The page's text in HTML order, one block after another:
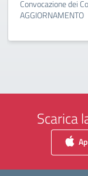
Convocazione dei
AGGIORNAMENTO
Scarica